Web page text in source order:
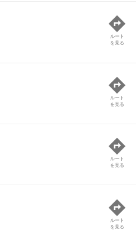
ルート
を見る
ルート
を見る
ルート
を見る
ルート
を見る